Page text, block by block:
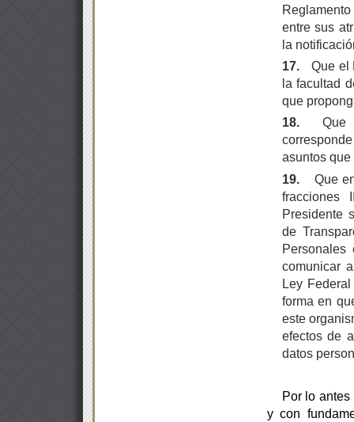
entre sus
la
17.
Que el
la facultad
que
18.
Que
asuntos
19.
Que
fracciones
Presidente
de
comunicar
Ley
forma en
este
efectos de
datos
Por lo
y con